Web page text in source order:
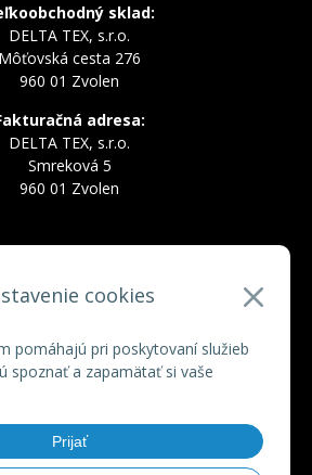
cookies
pomáhajú pri poskytovaní služieb
spoznať a zapamätať si vaše
Prijať
sklad:
DELTA TEX, s.r.o.
Môťovská cesta 276
960 01 Zvolen
adresa:
DELTA TEX, s.r.o.
Smreková 5
960 01 Zvolen
+421 910 228 822
deltatex@deltatex.sk
O NÁKUPE
podmienky